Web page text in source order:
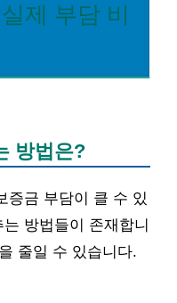
제 부담 비
방법은?
증금 부담이 클 수 있
방법들이 존재합니
줄일 수 있습니다.